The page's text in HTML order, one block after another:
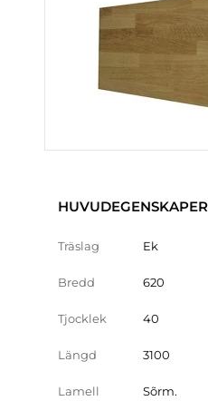
HUVUDEGENSKAPER
Träslag Ek
Bredd 620
Tjocklek 40
Längd 3100
Lamell Sõrm.